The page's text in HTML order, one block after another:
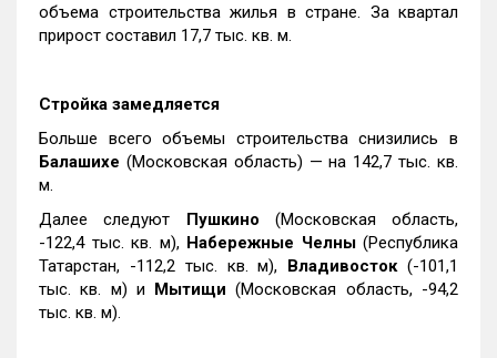
объема строительства жилья в стране. За квартал
прирост составил 17,7 тыс. кв. м.
Стройка замедляется
Больше всего объемы строительства снизились в
Балашихе (Московская область) — на 142,7 тыс. кв.
м.
Далее следуют Пушкино (Московская область,
-122,4 тыс. кв. м), Набережные Челны(Республика
Татарстан, -112,2 тыс. кв. м), Владивосток(-101,1
тыс. кв. м) и Мытищи (Московская область, -94,2
тыс. кв. м).